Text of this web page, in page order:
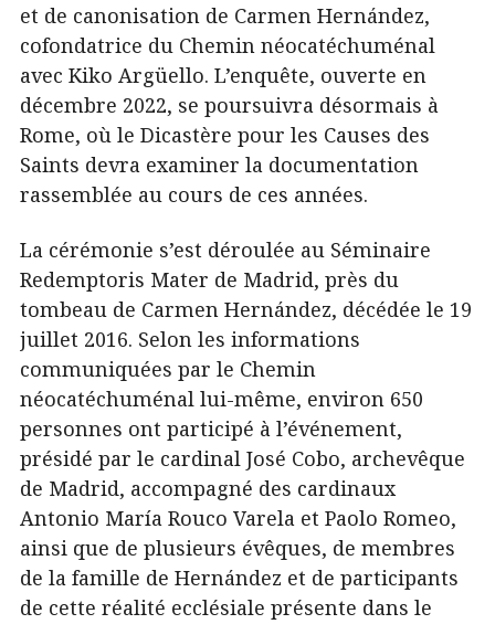
et de canonisation de Carmen Hernández,
cofondatrice du Chemin néocatéchuménal
avec Kiko Argüello. L’enquête, ouverte en
décembre 2022, se poursuivra désormais à
Rome, où le Dicastère pour les Causes des
Saints devra examiner la documentation
rassemblée au cours de ces années.
La cérémonie s’est déroulée au Séminaire
Redemptoris Mater de Madrid, près du
tombeau de Carmen Hernández, décédée le 19
juillet 2016. Selon les informations
communiquées par le Chemin
néocatéchuménal lui-même, environ 650
personnes ont participé à l’événement,
présidé par le cardinal José Cobo, archevêque
de Madrid, accompagné des cardinaux
Antonio María Rouco Varela et Paolo Romeo,
ainsi que de plusieurs évêques, de membres
de la famille de Hernández et de participants
de cette réalité ecclésiale présente dans le